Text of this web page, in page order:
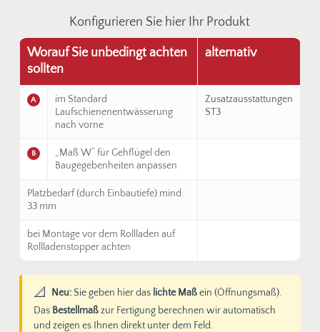
Konfigurieren Sie hier Ihr Produkt
Worauf Sie unbedingt achten
sollten
alternativ
A
im Standard
Laufschienenentwässerung
nach vorne
Zusatzausstattungen
ST3
B
„Maß W“ für Gehflügel den
Baugegebenheiten anpassen
Platzbedarf (durch Einbautiefe) mind.
33 mm
bei Montage vor dem Rollladen auf
Rollladenstopper achten
📐 Neu:Sie geben hier das lichte Maßein (Öffnungsmaß).
Das Bestellmaßzur Fertigung berechnen wir automatisch
und zeigen es Ihnen direkt unter dem Feld.